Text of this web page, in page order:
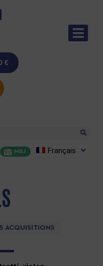
€
MRJ Français
ACQUISITIONS